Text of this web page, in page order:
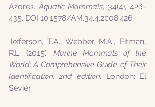
Azores. Aquatic Mammals, 34(4), 426-
435. DOI 10.1578/AM.34.4.2008.426
Jefferson, T.A., Webber, M.A., Pitman,
R.L. (2015). Marine Mammals of the
World; A Comprehensive Guide of Their
Identification. 2nd edition. London: El
Sevier.